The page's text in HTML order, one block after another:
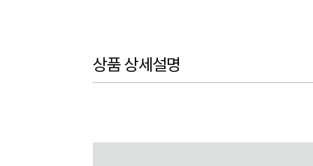
상품 상세설명